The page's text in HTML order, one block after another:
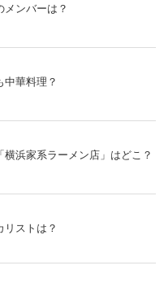
メンバーは？
中華料理？
浜家系ラーメン店」はどこ？
リストは？